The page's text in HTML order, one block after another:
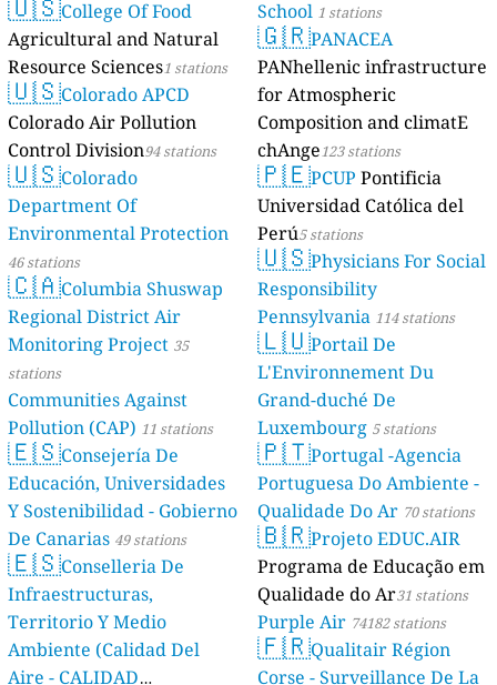
College Of Food
Agricultural and Natural
Resource Sciences1 stations
🇺🇸Colorado APCD
Colorado Air Pollution
Control Division94 stations
🇺🇸Colorado
Department Of
Environmental Protection
46 stations
🇨🇦Columbia Shuswap
Regional District Air
Monitoring Project 35
stations
Communities Against
Pollution (CAP) 11 stations
🇪🇸Consejería De
Educación, Universidades
Y Sostenibilidad - Gobierno
De Canarias 49 stations
🇪🇸Conselleria De
Infraestructuras,
Territorio Y Medio
Ambiente (Calidad Del
Aire - CALIDAD
School 1 stations
🇬🇷PANACEA
PANhellenic infrastructure
for Atmospheric
Composition and climatE
chAnge123 stations
🇵🇪PCUP Pontificia
Universidad Católica del
Perú5 stations
🇺🇸Physicians For Social
Responsibility
Pennsylvania 114 stations
🇱🇺Portail De
L'Environnement Du
Grand-duché De
Luxembourg 5 stations
🇵🇹Portugal -Agencia
Portuguesa Do Ambiente -
Qualidade Do Ar 70 stations
🇧🇷Projeto EDUC.AIR
Programa de Educação em
Qualidade do Ar31 stations
Purple Air 74182 stations
🇫🇷Qualitair Région
Corse - Surveillance De La